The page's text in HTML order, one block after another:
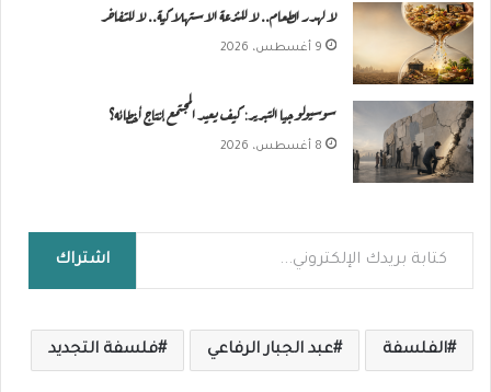
لا لهدر الطعام.. لا للنزعة الاستهلاكية.. لا للتفاخر
9 أغسطس، 2026
سوسيولوجيا التبرير: كيف يعيد المجتمع إنتاج أخطائه؟
8 أغسطس، 2026
كتابة بريدك الإلكتروني...
اشتراك
الفلسفة عبد الجبار الرفاعي فلسفة التجديد